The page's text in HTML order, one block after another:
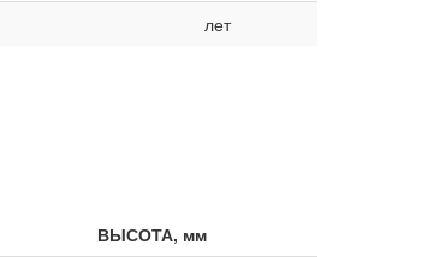
лет
ВЫСОТА, мм